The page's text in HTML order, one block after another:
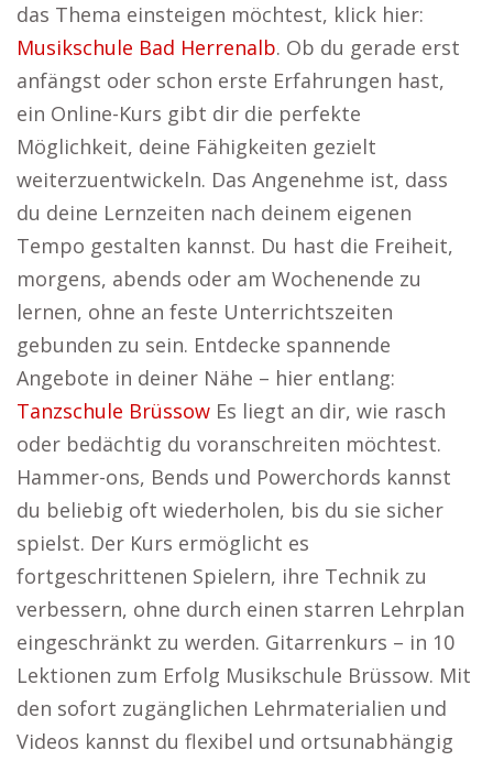
das Thema einsteigen möchtest, klick hier:
Musikschule Bad Herrenalb. Ob du gerade erst
anfängst oder schon erste Erfahrungen hast,
ein Online-Kurs gibt dir die perfekte
Möglichkeit, deine Fähigkeiten gezielt
weiterzuentwickeln. Das Angenehme ist, dass
du deine Lernzeiten nach deinem eigenen
Tempo gestalten kannst. Du hast die Freiheit,
morgens, abends oder am Wochenende zu
lernen, ohne an feste Unterrichtszeiten
gebunden zu sein. Entdecke spannende
Angebote in deiner Nähe – hier entlang:
Tanzschule Brüssow Es liegt an dir, wie rasch
oder bedächtig du voranschreiten möchtest.
Hammer-ons, Bends und Powerchords kannst
du beliebig oft wiederholen, bis du sie sicher
spielst. Der Kurs ermöglicht es
fortgeschrittenen Spielern, ihre Technik zu
verbessern, ohne durch einen starren Lehrplan
eingeschränkt zu werden. Gitarrenkurs – in 10
Lektionen zum Erfolg Musikschule Brüssow. Mit
den sofort zugänglichen Lehrmaterialien und
Videos kannst du flexibel und ortsunabhängig